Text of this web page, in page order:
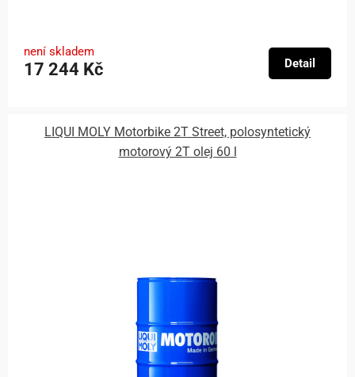
není skladem
17 244 Kč Detail
LIQUI MOLY Motorbike 2T Street, polosyntetický
motorový 2T olej 60 l